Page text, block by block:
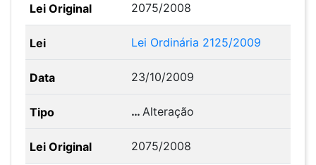
2075/2008
Lei Ordinária 2125/2009
23/10/2009
…Alteração
2075/2008